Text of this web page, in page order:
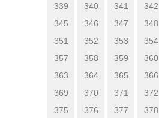
339
340 341 342
345
346 347 348
351
352 353 354
357
358 359 360
363
364 365 366
369
370 371 372
375
376 377 378